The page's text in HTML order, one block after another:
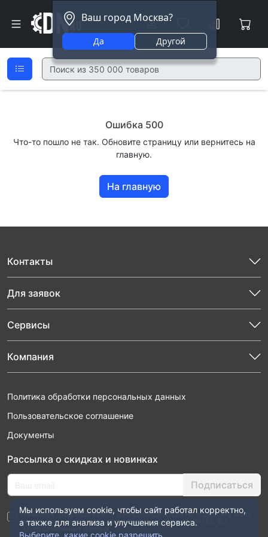
Ваш город Москва?
Да Другой
Ошибка 500
Что-то пошло не так. Обновите страницу или вернитесь на
главную.
На главную
Контакты
Для заявок
Сервисы
Компания
Политика обработки персональных данных
Пользовательское соглашение
Документы
Рассылка о скидках и новинках
Подписаться
Нажимая “Подписаться”, я даю свое согласие на обработку моих
персональных данных в соответствии с законом №152-ФЗ
“О персональных данных”
Мы используем cookie, чтобы сайт работал корректно,
а также для анализа и улучшения сервиса.
Выберите, какие cookie разрешить